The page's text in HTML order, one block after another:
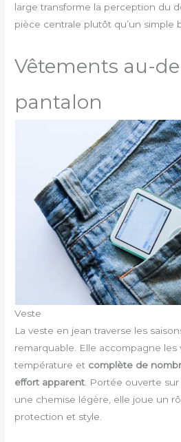
large transforme la perception du
pièce centrale plutôt qu’un simple
Vêtements au-
pantalon
Veste
La veste en jean traverse les
remarquable. Elle accompagne les
température et complète de
effort apparent . Portée ouverte
une chemise légère, elle joue un
protection et style.